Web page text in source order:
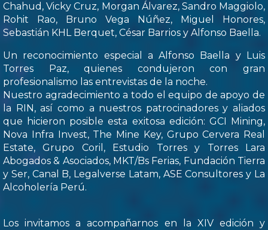
Chahud, Vicky Cruz, Morgan Álvarez, Sandro Maggiolo,
Rohit Rao, Bruno Vega Núñez, Miguel Honores,
Sebastián KHL Berquet, César Barrios y Alfonso Baella.
Un reconocimiento especial a Alfonso Baella y Luis
Torres Paz, quienes condujeron con gran
profesionalismo las entrevistas de la noche.
Nuestro agradecimiento a todo el equipo de apoyo de
la RIN, así como a nuestros patrocinadores y aliados
que hicieron posible esta exitosa edición: GCI Mining,
Nova Infra Invest, The Mine Key, Grupo Cervera Real
Estate, Grupo Coril, Estudio Torres y Torres Lara
Abogados & Asociados, MKT/Bs Ferias, Fundación Tierra
y Ser, Canal B, Legalverse Latam, ASE Consultores y La
Alcoholería Perú.
Los invitamos a acompañarnos en la XIV edición y